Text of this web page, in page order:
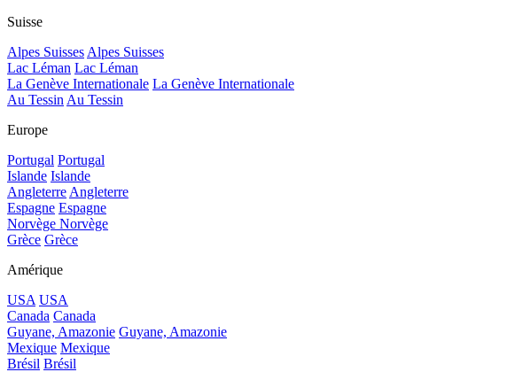
Suisse
Alpes Suisses Alpes Suisses
Lac Léman Lac Léman
La Genève Internationale La Genève Internationale
Au Tessin Au Tessin
Europe
Portugal Portugal
Islande Islande
Angleterre Angleterre
Espagne Espagne
Norvège Norvège
Grèce Grèce
Amérique
USA USA
Canada Canada
Guyane, Amazonie Guyane, Amazonie
Mexique Mexique
Brésil Brésil